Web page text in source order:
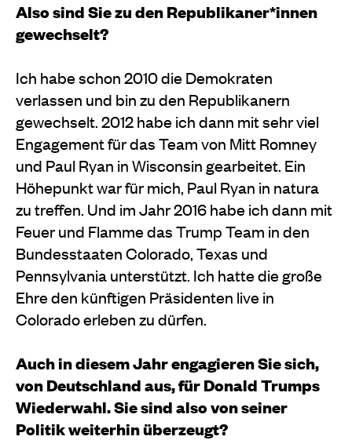
Also sind Sie zu den Republikaner*innen
gewechselt?
Ich habe schon 2010 die Demokraten
verlassen und bin zu den Republikanern
gewechselt. 2012 habe ich dann mit sehr viel
Engagement für das Team von Mitt Romney
und Paul Ryan in Wisconsin gearbeitet. Ein
Höhepunkt war für mich, Paul Ryan in natura
zu treffen. Und im Jahr 2016 habe ich dann mit
Feuer und Flamme das Trump Team in den
Bundesstaaten Colorado, Texas und
Pennsylvania unterstützt. Ich hatte die große
Ehre den künftigen Präsidenten live in
Colorado erleben zu dürfen.
Auch in diesem Jahr engagieren Sie sich,
von Deutschland aus, für Donald Trumps
Wiederwahl. Sie sind also von seiner
Politik weiterhin überzeugt?